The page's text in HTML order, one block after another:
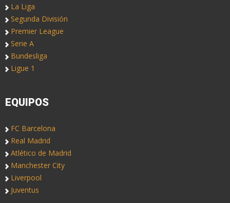
La Liga
Segunda División
Premier League
Serie A
Bundesliga
Ligue 1
EQUIPOS
FC Barcelona
Real Madrid
Atlético de Madrid
Manchester City
Liverpool
Juventus